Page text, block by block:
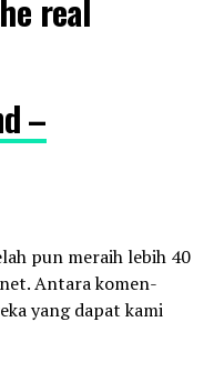
real
–
pun meraih lebih 40
Antara komen-
yang dapat kami